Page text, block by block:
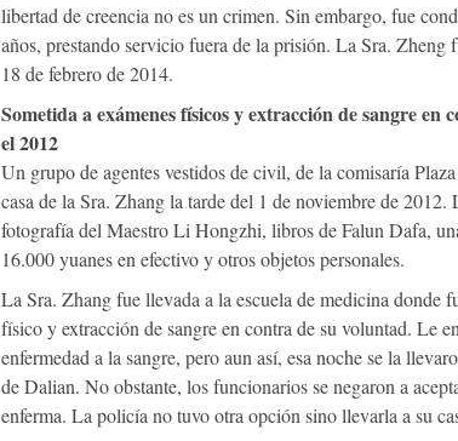
libertad de creencia no es un crimen. Sin embargo, fue
años, prestando servicio fuera de la prisión. La Sra. Zheng
18 de febrero de 2014.
Sometida a exámenes físicos y extracción de sangre en
el 2012
Un grupo de agentes vestidos de civil, de la comisaría
casa de la Sra. Zhang la tarde del 1 de noviembre de 2012.
fotografía del Maestro Li Hongzhi, libros de Falun Dafa,
16.000 yuanes en efectivo y otros objetos personales.
La Sra. Zhang fue llevada a la escuela de medicina donde
físico y extracción de sangre en contra de su voluntad. Le
enfermedad a la sangre, pero aun así, esa noche se la
de Dalian. No obstante, los funcionarios se negaron a
enferma. La policía no tuvo otra opción sino llevarla a su